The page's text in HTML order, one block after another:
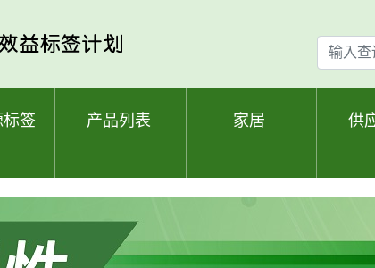
输
入
查
签 产品列表 家居 供